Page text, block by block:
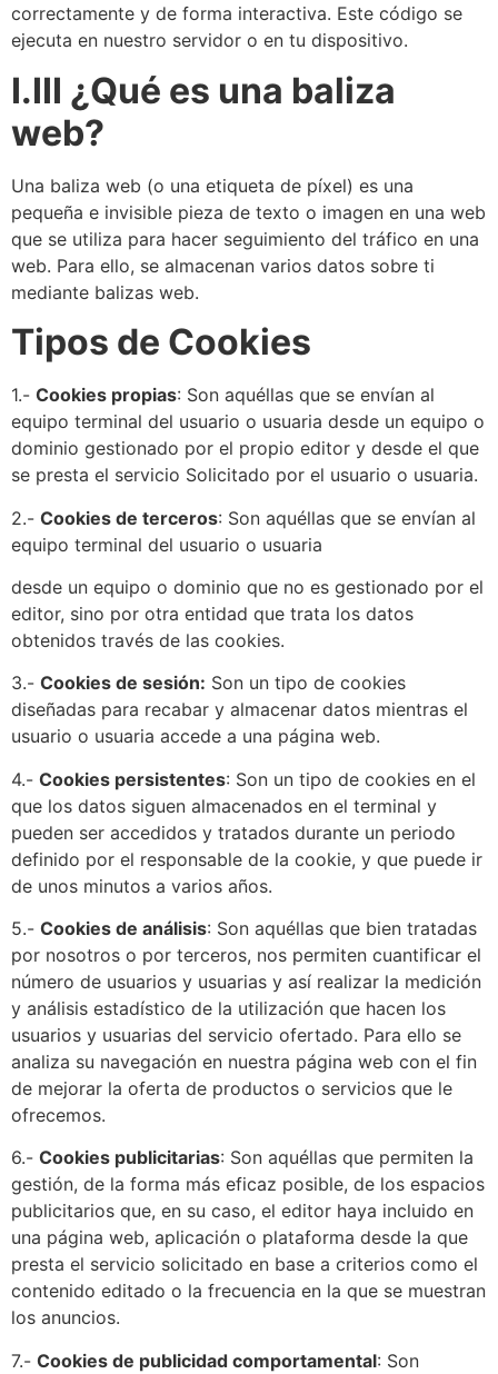
correctamente y de forma interactiva. Este código se
ejecuta en nuestro servidor o en tu dispositivo.
I.III ¿Qué es una baliza
web?
Una baliza web (o una etiqueta de píxel) es una
pequeña e invisible pieza de texto o imagen en una web
que se utiliza para hacer seguimiento del tráfico en una
web. Para ello, se almacenan varios datos sobre ti
mediante balizas web.
Tipos de Cookies
1.- Cookies propias: Son aquéllas que se envían al
equipo terminal del usuario o usuaria desde un equipo o
dominio gestionado por el propio editor y desde el que
se presta el servicio Solicitado por el usuario o usuaria.
2.- Cookies de terceros: Son aquéllas que se envían al
equipo terminal del usuario o usuaria
desde un equipo o dominio que no es gestionado por el
editor, sino por otra entidad que trata los datos
obtenidos través de las cookies.
3.- Cookies de sesión: Son un tipo de cookies
diseñadas para recabar y almacenar datos mientras el
usuario o usuaria accede a una página web.
4.- Cookies persistentes: Son un tipo de cookies en el
que los datos siguen almacenados en el terminal y
pueden ser accedidos y tratados durante un periodo
definido por el responsable de la cookie, y que puede ir
de unos minutos a varios años.
5.- Cookies de análisis: Son aquéllas que bien tratadas
por nosotros o por terceros, nos permiten cuantificar el
número de usuarios y usuarias y así realizar la medición
y análisis estadístico de la utilización que hacen los
usuarios y usuarias del servicio ofertado. Para ello se
analiza su navegación en nuestra página web con el fin
de mejorar la oferta de productos o servicios que le
ofrecemos.
6.- Cookies publicitarias: Son aquéllas que permiten la
gestión, de la forma más eficaz posible, de los espacios
publicitarios que, en su caso, el editor haya incluido en
una página web, aplicación o plataforma desde la que
presta el servicio solicitado en base a criterios como el
contenido editado o la frecuencia en la que se muestran
los anuncios.
7.- Cookies de publicidad comportamental: Son